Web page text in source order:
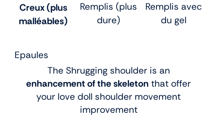
Creux (plus
malléables)
Remplis (plus
dure)
Remplis avec
du gel
Epaules
The Shrugging shoulder is an
enhancement of the skeleton that offer
your love doll shoulder movement
improvement